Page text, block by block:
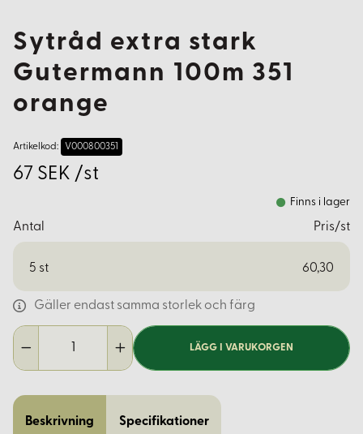
Sytråd extra stark
Gutermann 100m 351
orange
Artikelkod: V000800351
67 SEK /st
Finns i lager
Antal Pris/st
5 st 60,30
Gäller endast samma storlek och färg
LÄGG I VARUKORGEN
Beskrivning Specifikationer